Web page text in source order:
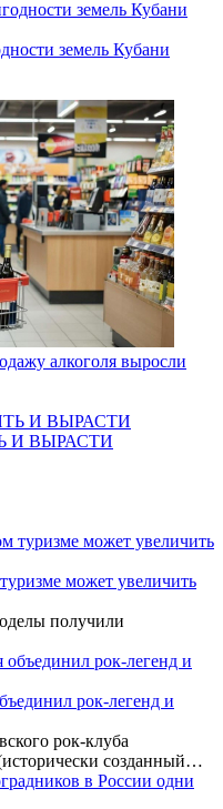
земель Кубани
алкоголя выросли
И ВЫРАСТИ
может увеличить
получили
рок-легенд и
рок-клуба
созданный…